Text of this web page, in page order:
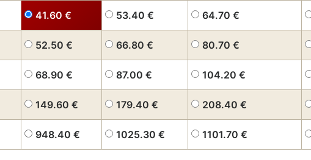
41.60 € 53.40 € 64.70 €
52.50 € 66.80 € 80.70 €
68.90 € 87.00 € 104.20 €
149.60 € 179.40 € 208.40 €
948.40 € 1025.30 € 1101.70 €